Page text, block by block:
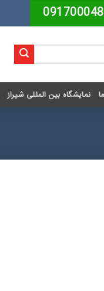
نمایشگاه بین المللی شیراز